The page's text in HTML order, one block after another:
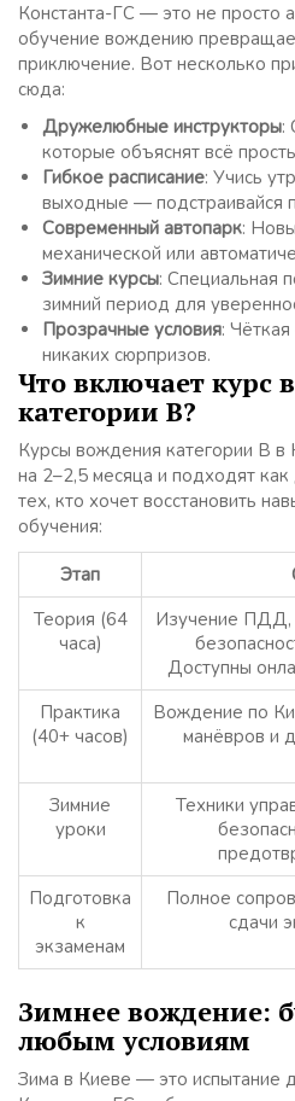
Константа-ГС — это не просто
обучение вождению
приключение. Вот несколько
сюда:
Дружелюбные инструкторы:
которые объяснят всё
Гибкое расписание: Учись
выходные — подстраивайся
Современный автопарк:
механической или
Зимние курсы: Специальная
зимний период для
Прозрачные условия: Чёткая
никаких сюрпризов.
Что включает курс
категории B?
Курсы вождения категории B в
на 2–2,5 месяца и подходят
тех, кто хочет восстановить
обучения:
Этап
Теория (64
часа)
Изучение ПДД,
Доступны
Практика
(40+ часов)
Вождение по
манёвров и
Зимние
уроки
Техники
Подготовка
к
экзаменам
Полное
сдачи
Зимнее вождение:
любым условиям
Зима в Киеве — это испытание